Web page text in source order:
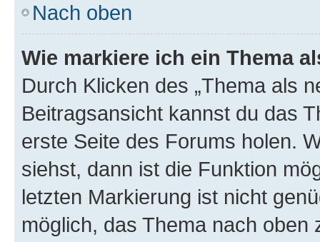
Nach oben
Wie markiere ich ein Thema
Durch Klicken des „Thema als
Beitragsansicht kannst du das
erste Seite des Forums holen.
siehst, dann ist die Funktion
letzten Markierung ist nicht
möglich, das Thema nach oben